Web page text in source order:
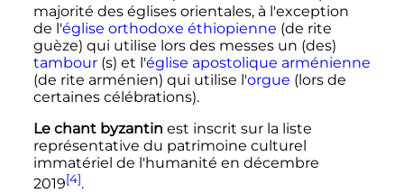
majorité des églises orientales, à l'exception
de l'église orthodoxe éthiopienne (de rite
guèze) qui utilise lors des messes un (des)
tambour(s) et l'église apostolique arménienne
(de rite arménien) qui utilise l'orgue (lors de
certaines célébrations).
Le chant byzantin est inscrit sur la liste
représentative du patrimoine culturel
immatériel de l'humanité en décembre
2019[4].